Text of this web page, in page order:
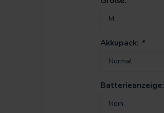
Akkupack: *
Batterieanzeige: